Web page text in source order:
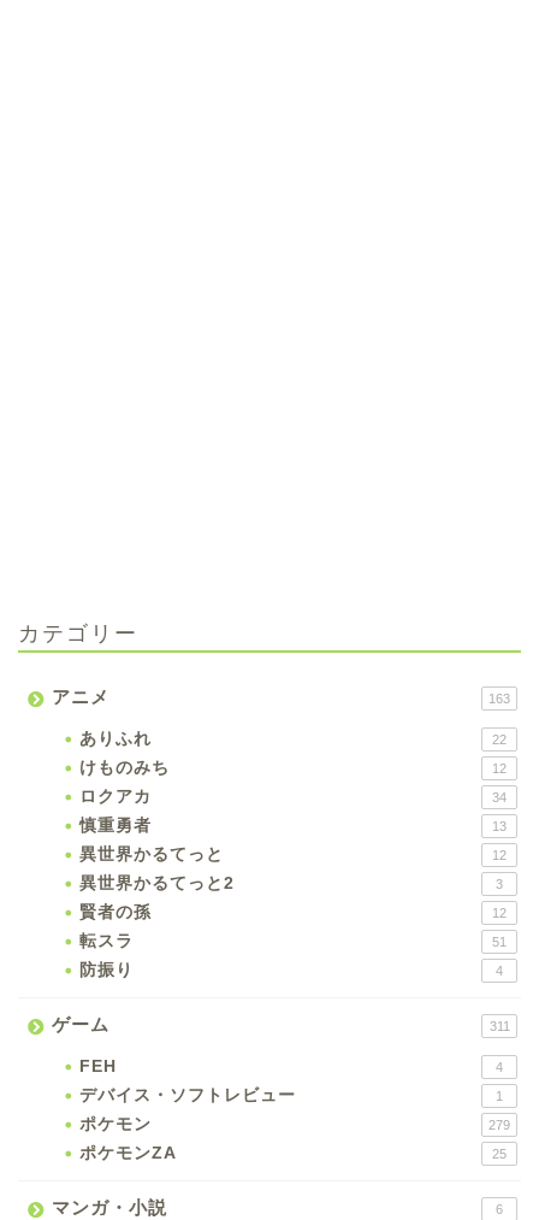
カテゴリー
アニメ 163
ありふれ 22
けものみち 12
ロクアカ 34
慎重勇者 13
異世界かるてっと 12
異世界かるてっと2 3
賢者の孫 12
転スラ 51
防振り 4
ゲーム 311
FEH 4
デバイス・ソフトレビュー 1
ポケモン 279
ポケモンZA 25
マンガ・小説 6